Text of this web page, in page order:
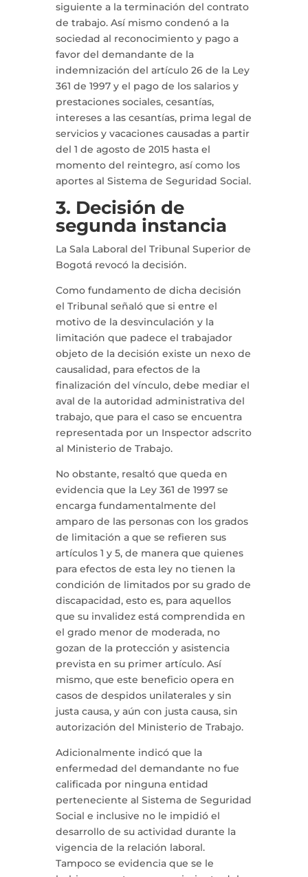
siguiente a la terminación del contrato
de trabajo. Así mismo condenó a la
sociedad al reconocimiento y pago a
favor del demandante de la
indemnización del artículo 26 de la Ley
361 de 1997 y el pago de los salarios y
prestaciones sociales, cesantías,
intereses a las cesantías, prima legal de
servicios y vacaciones causadas a partir
del 1 de agosto de 2015 hasta el
momento del reintegro, así como los
aportes al Sistema de Seguridad Social.
3. Decisión de
segunda instancia
La Sala Laboral del Tribunal Superior de
Bogotá revocó la decisión.
Como fundamento de dicha decisión
el Tribunal señaló que si entre el
motivo de la desvinculación y la
limitación que padece el trabajador
objeto de la decisión existe un nexo de
causalidad, para efectos de la
finalización del vínculo, debe mediar el
aval de la autoridad administrativa del
trabajo, que para el caso se encuentra
representada por un Inspector adscrito
al Ministerio de Trabajo.
No obstante, resaltó que queda en
evidencia que la Ley 361 de 1997 se
encarga fundamentalmente del
amparo de las personas con los grados
de limitación a que se refieren sus
artículos 1 y 5, de manera que quienes
para efectos de esta ley no tienen la
condición de limitados por su grado de
discapacidad, esto es, para aquellos
que su invalidez está comprendida en
el grado menor de moderada, no
gozan de la protección y asistencia
prevista en su primer artículo. Así
mismo, que este beneficio opera en
casos de despidos unilaterales y sin
justa causa, y aún con justa causa, sin
autorización del Ministerio de Trabajo.
Adicionalmente indicó que la
enfermedad del demandante no fue
calificada por ninguna entidad
perteneciente al Sistema de Seguridad
Social e inclusive no le impidió el
desarrollo de su actividad durante la
vigencia de la relación laboral.
Tampoco se evidencia que se le